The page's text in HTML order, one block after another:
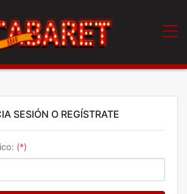
SESIÓN O REGÍSTRATE
(*)